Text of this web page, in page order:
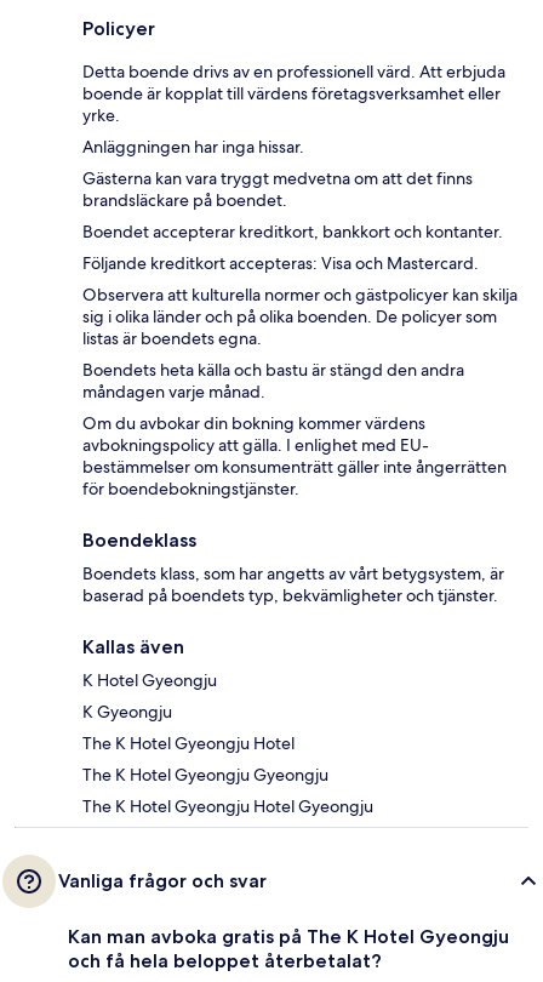
Policyer
Detta boende drivs av en professionell värd. Att erbjuda
boende är kopplat till värdens företagsverksamhet eller
yrke.
Anläggningen har inga hissar.
Gästerna kan vara tryggt medvetna om att det finns
brandsläckare på boendet.
Boendet accepterar kreditkort, bankkort och kontanter.
Följande kreditkort accepteras: Visa och Mastercard.
Observera att kulturella normer och gästpolicyer kan skilja
sig i olika länder och på olika boenden. De policyer som
listas är boendets egna.
Boendets heta källa och bastu är stängd den andra
måndagen varje månad.
Om du avbokar din bokning kommer värdens
avbokningspolicy att gälla. I enlighet med EU-
bestämmelser om konsumenträtt gäller inte ångerrätten
för boendebokningstjänster.
Boendeklass
Boendets klass, som har angetts av vårt betygsystem, är
baserad på boendets typ, bekvämligheter och tjänster.
Kallas även
K Hotel Gyeongju
K Gyeongju
The K Hotel Gyeongju Hotel
The K Hotel Gyeongju Gyeongju
The K Hotel Gyeongju Hotel Gyeongju
Vanliga frågor och svar
Kan man avboka gratis på The K Hotel Gyeongju
och få hela beloppet återbetalat?